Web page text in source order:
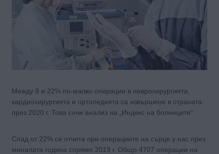
Между 8 и 22% по-малко операции в неврохирургията,
кардиохирургията и ортопедията са извършени в страната
през 2020 г. Това сочи анализ на „Индекс на болниците“.
Спад от 22% се отчита при операциите на сърце у нас през
миналата година спрямо 2019 г. Общо 4707 операции на